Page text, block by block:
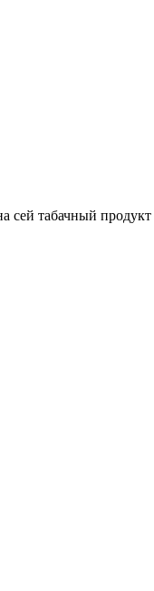
табачный продукт